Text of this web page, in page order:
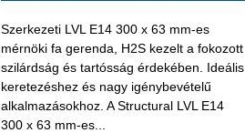
Szerkezeti LVL E14 300 x 63 mm-es
mérnöki fa gerenda, H2S kezelt a fokozott
szilárdság és tartósság érdekében. Ideális
keretezéshez és nagy igénybevételű
alkalmazásokhoz. A Structural LVL E14
300 x 63 mm-es...